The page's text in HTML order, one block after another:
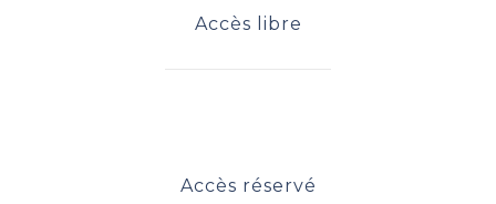
Accès libre
Accès réservé